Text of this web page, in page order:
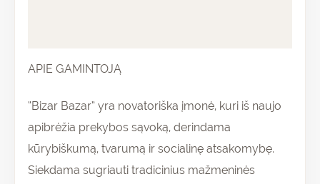
APIE GAMINTOJĄ
“Bizar Bazar” yra novatoriška įmonė, kuri iš naujo
apibrėžia prekybos sąvoką, derindama
kūrybiškumą, tvarumą ir socialinę atsakomybę.
Siekdama sugriauti tradicinius mažmeninės